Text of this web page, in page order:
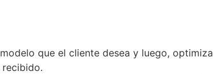
que el cliente desea y luego,